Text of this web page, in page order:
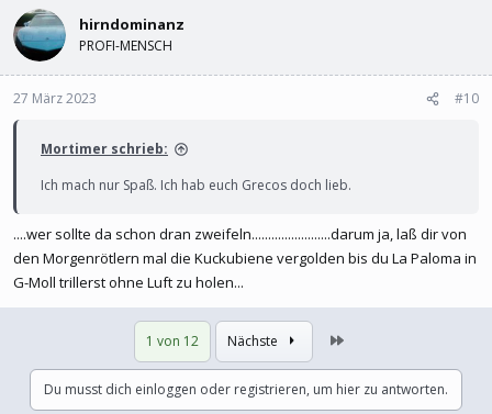
hirndominanz
PROFI-MENSCH
27 März 2023 #10
Mortimer schrieb:
Ich mach nur Spaß. Ich hab euch Grecos doch lieb.
....wer sollte da schon dran zweifeln........................darum ja, laß dir von
den Morgenrötlern mal die Kuckubiene vergolden bis du La Paloma in
G-Moll trillerst ohne Luft zu holen...
1 von 12 Nächste
Du musst dich einloggen oder registrieren, um hier zu antworten.